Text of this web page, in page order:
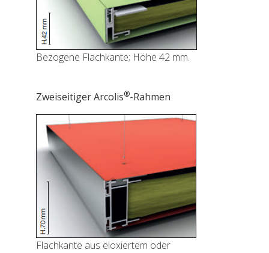
Bezogene Flachkante; Höhe 42 mm.
Zweiseitiger Arcolis®-Rahmen
Flachkante aus eloxiertem oder